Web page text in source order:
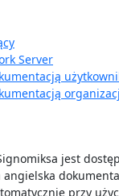
Server
jest
angielska
przy